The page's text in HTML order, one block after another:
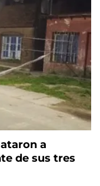
a
de sus tres